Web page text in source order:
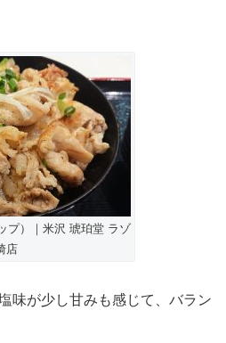
プ）｜米沢 琥珀堂 ラゾ
店
味が少し甘みも感じて、バラン